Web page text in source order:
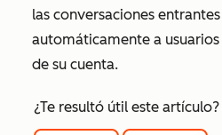
las conversaciones
automáticamente a
de su cuenta.
¿Te resultó útil este artículo?